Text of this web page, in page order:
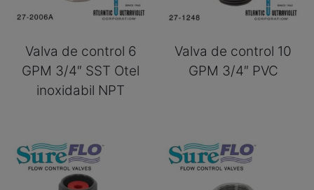
Valva de control 6
GPM 3/4″ SST Otel
inoxidabil NPT
Valva de control 10
GPM 3/4″ PVC